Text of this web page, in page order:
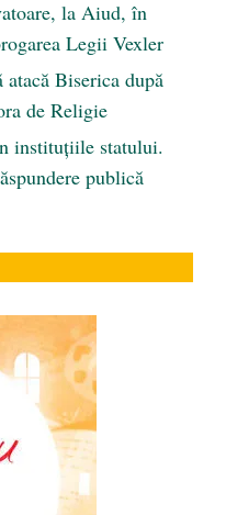
la Aiud, în
Legii Vexler
Biserica după
de Religie
instituțiile statului.
publică